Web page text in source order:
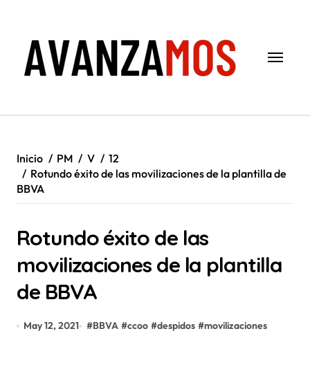
contenido
Inicio PM V
12
Rotundo éxito de las movilizaciones de la plantilla de
BBVA
Rotundo éxito de las
movilizaciones de la plantilla
de BBVA
May 12, 2021 #BBVA #ccoo #despidos #movilizaciones